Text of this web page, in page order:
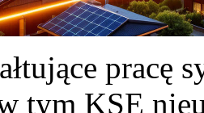
pracę
tym KSE